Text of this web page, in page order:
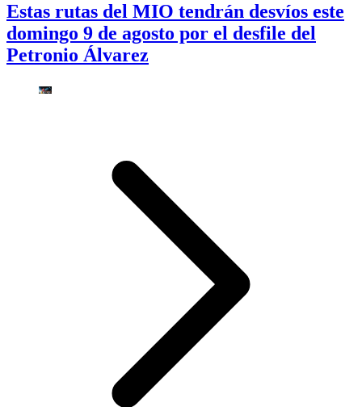
Estas rutas del MIO tendrán desvíos este
domingo 9 de agosto por el desfile del
Petronio Álvarez